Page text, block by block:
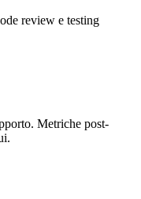
review e testing
Metriche post-